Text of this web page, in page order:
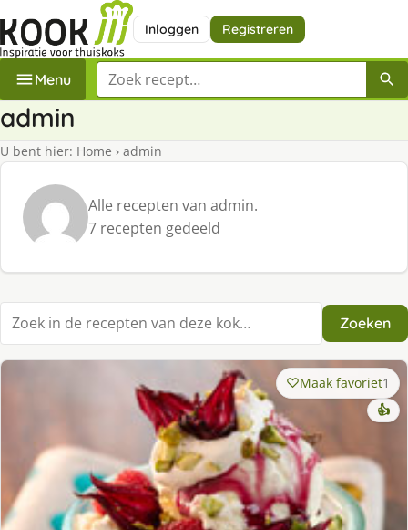
Inloggen Registreren
Menu Zoek een recept
admin
U bent hier: Home › admin
Alle recepten van admin.
7 recepten gedeeld
Zoek in recepten Zoeken
Maak favoriet1
👍